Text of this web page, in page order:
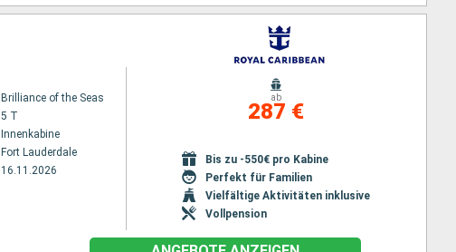
Brilliance of the Seas
5 T
Innenkabine
Fort Lauderdale
16.11.2026
ab
287 €
Bis zu -550€ pro Kabine
Perfekt für Familien
Vielfältige Aktivitäten inklusive
Vollpension